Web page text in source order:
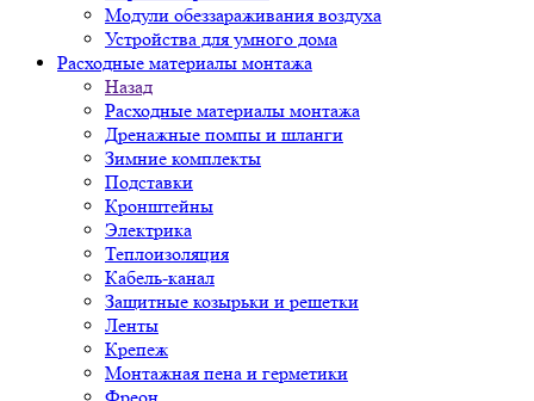
Модули обеззараживания воздуха
Устройства для умного дома
Расходные материалы монтажа
Назад
Расходные материалы монтажа
Дренажные помпы и шланги
Зимние комплекты
Подставки
Кронштейны
Электрика
Теплоизоляция
Кабель-канал
Защитные козырьки и решетки
Ленты
Крепеж
Монтажная пена и герметики